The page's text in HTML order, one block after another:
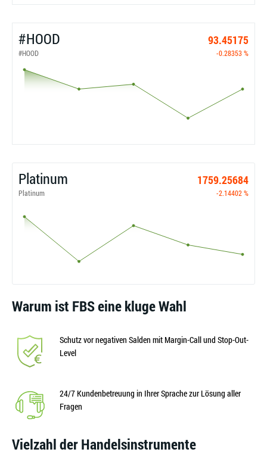
#HOOD 93.45175
#HOOD -0.28353 %
Platinum 1759.25684
Platinum -2.14402 %
Warum ist FBS eine kluge Wahl
Schutz vor negativen Salden mit Margin-Call und Stop-Out-
Level
24/7 Kundenbetreuung in Ihrer Sprache zur Lösung aller
Fragen
Vielzahl der Handelsinstrumente